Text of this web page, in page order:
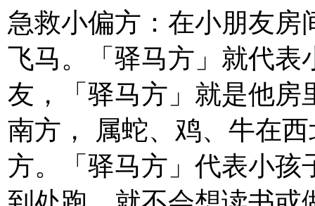
急救小偏方：在小朋友房
飞马。「驿马方」就代表
友，「驿马方」就是他房
南方， 属蛇、鸡、牛在
方。「驿马方」代表小孩